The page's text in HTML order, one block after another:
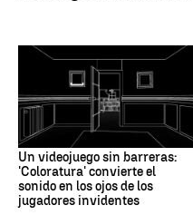
Un videojuego sin barreras:
'Coloratura' convierte el
sonido en los ojos de los
jugadores invidentes